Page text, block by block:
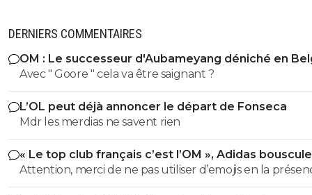
DERNIERS COMMENTAIRES
OM : Le successeur d'Aubameyang déniché en
Avec " Goore " cela va être saignant ?
L’OL peut déjà annoncer le départ de Fonseca
Mdr les merdias ne savent rien
« Le top club français c’est l’OM », Adidas
PSG
Attention, merci de ne pas utiliser d’emojis en la
Raymond Q qui a un traumatisme de l enfance lié à ces